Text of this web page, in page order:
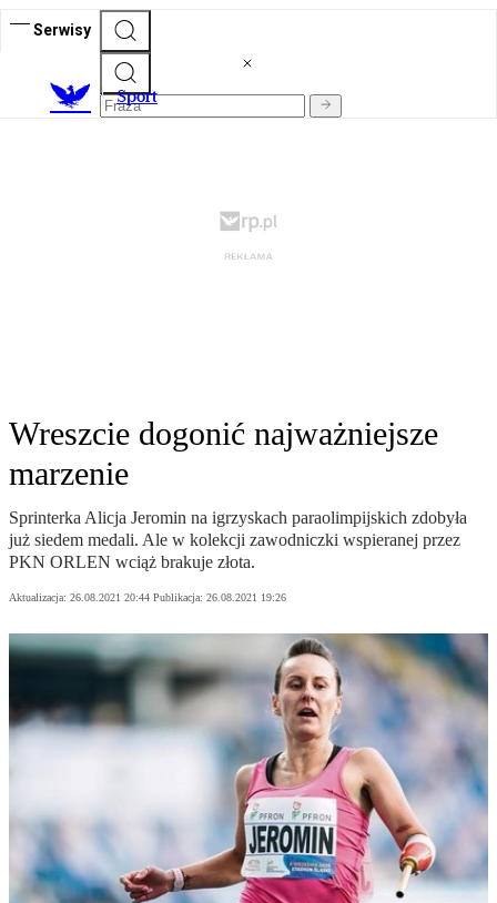
Serwisy
Sport
Wreszcie dogonić najważniejsze
marzenie
Sprinterka Alicja Jeromin na igrzyskach paraolimpijskich zdobyła
już siedem medali. Ale w kolekcji zawodniczki wspieranej przez
PKN ORLEN wciąż brakuje złota.
Aktualizacja: 26.08.2021 20:44 Publikacja: 26.08.2021 19:26